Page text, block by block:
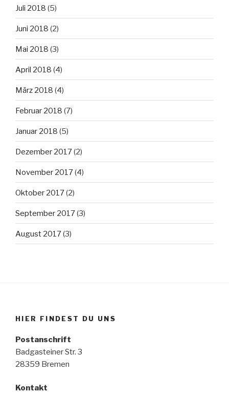
Juli 2018 (5)
Juni 2018 (2)
Mai 2018 (3)
April 2018 (4)
März 2018 (4)
Februar 2018 (7)
Januar 2018 (5)
Dezember 2017(2)
November 2017(4)
Oktober 2017(2)
September 2017(3)
August 2017(3)
HIER FINDEST DU UNS
Postanschrift
Badgasteiner Str. 3
28359 Bremen
Kontakt